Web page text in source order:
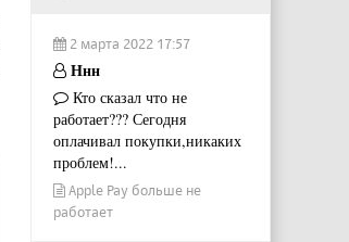
2 марта 2022 17:57
Ннн
Кто сказал что не
работает??? Сегодня
оплачивал покупки,никаких
проблем!...
Apple Pay больше не
работает